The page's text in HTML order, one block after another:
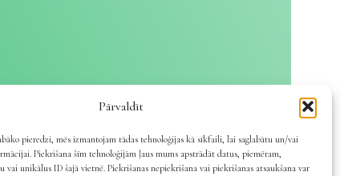
Pārvaldīt
pieredzi, mēs izmantojam tādas tehnoloģijas kā sīkfaili, lai saglabātu un/vai
Piekrišana šīm tehnoloģijām ļaus mums apstrādāt datus, piemēram,
vai unikālus ID šajā vietnē. Piekrišanas nepiekrišana vai piekrišanas atsaukšana var